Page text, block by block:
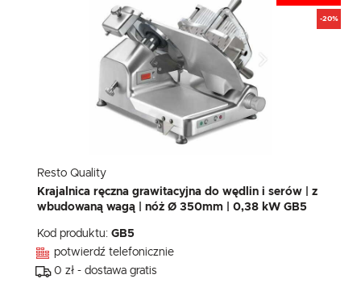
-20%
Resto Quality
Krajalnica ręczna grawitacyjna do wędlin i serów | z
wbudowaną wagą | nóż Ø 350mm | 0,38 kW GB5
Kod produktu: GB5
potwierdź telefonicznie
0 zł - dostawa gratis